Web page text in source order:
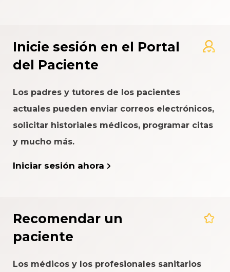
Inicie sesión en el Portal
del Paciente
Los padres y tutores de los pacientes
actuales pueden enviar correos electrónicos,
solicitar historiales médicos, programar citas
y mucho más.
Iniciar sesión ahora
Recomendar un
paciente
Los médicos y los profesionales sanitarios